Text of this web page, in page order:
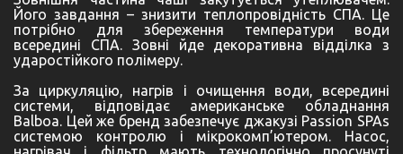
Його завдання – знизити теплопровідність СПА. Це
потрібно для збереження температури води
всередині СПА. Зовні йде декоративна відділка з
ударостійкого полімеру.
За циркуляцію, нагрів і очищення води, всередині
системи, відповідає американське обладнання
Balboa. Цей же бренд забезпечує джакузі Passion SPAs
системою контролю і мікрокомп’ютером. Насос,